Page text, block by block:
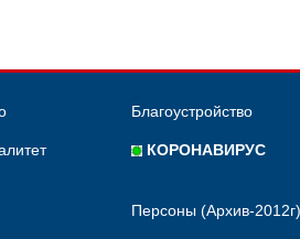
Благоустройство
КОРОНАВИРУС
Персоны (Архив-2012г)